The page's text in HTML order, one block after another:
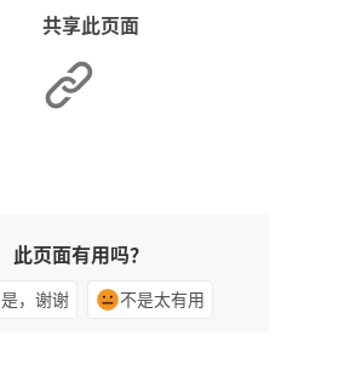
共享此页面
此页面有用吗？
是，谢谢 不是太有用